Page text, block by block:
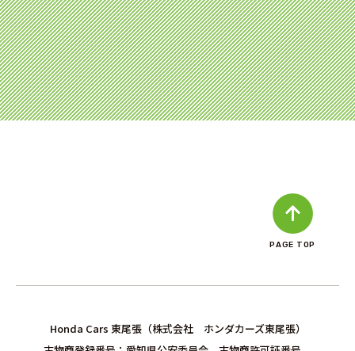
PAGE TOP
Honda Cars 東尾張（株式会社 ホンダカーズ東尾張）